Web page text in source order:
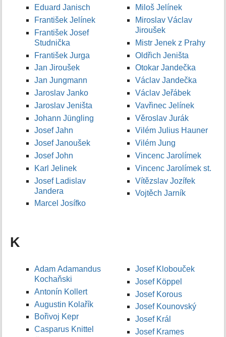
Eduard Janisch
František Jelínek
František Josef
Studnička
František Jurga
Jan Jiroušek
Jan Jungmann
Jaroslav Janko
Jaroslav Jeništa
Johann Jüngling
Josef Jahn
Josef Janoušek
Josef John
Karl Jelinek
Josef Ladislav
Jandera
Marcel Josífko
Miloš Jelínek
Miroslav Václav
Jiroušek
Mistr Jenek z Prahy
Oldřich Jeništa
Otokar Jandečka
Václav Jandečka
Václav Jeřábek
Vavřinec Jelínek
Věroslav Jurák
Vilém Julius Hauner
Vilém Jung
Vincenc Jarolímek
Vincenc Jarolímek st.
Vítězslav Jozífek
Vojtěch Jarník
K
Adam Adamandus
Kochaňski
Antonín Kollert
Augustin Kolařík
Bořivoj Kepr
Casparus Knittel
Josef Klobouček
Josef Köppel
Josef Korous
Josef Kounovský
Josef Král
Josef Krames